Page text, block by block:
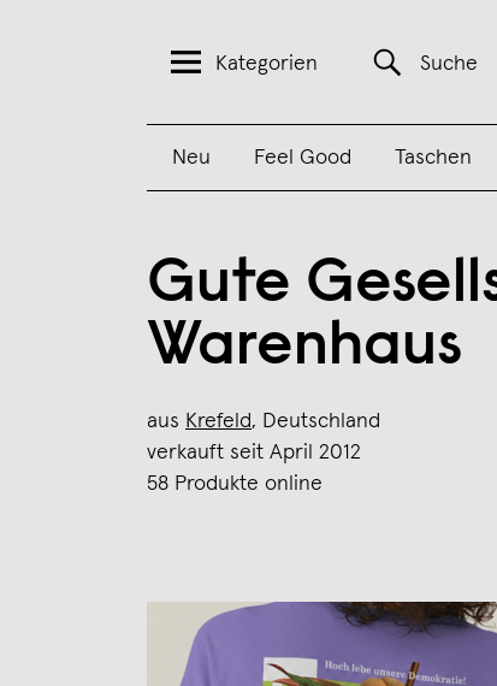
Kategorien Suche
Neu Feel Good Taschen
Gute
Warenhaus
aus Krefeld, Deutschland
verkauft seit April 2012
58 Produkte online